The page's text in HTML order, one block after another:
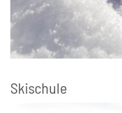
Skischule